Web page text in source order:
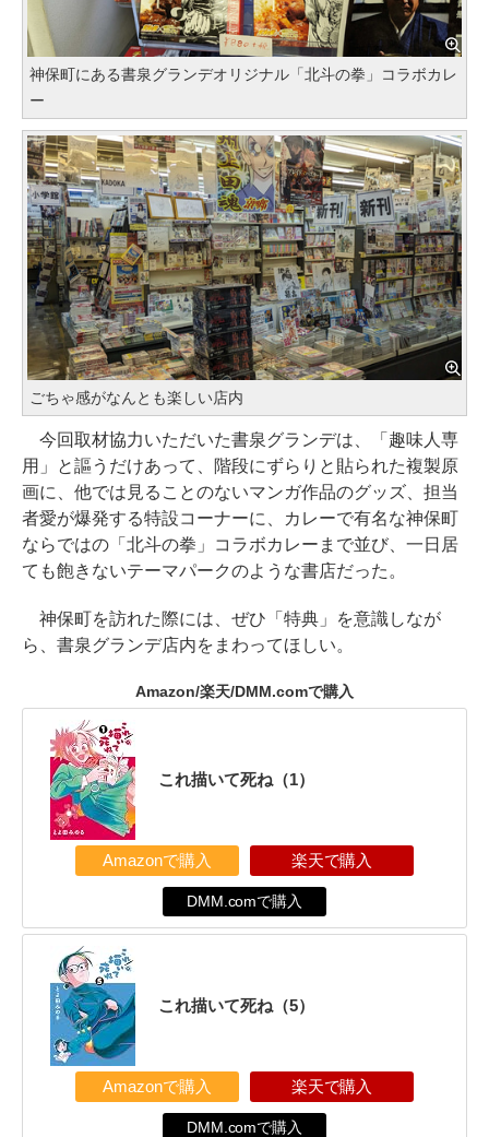
神保町にある書泉グランデオリジナル「北斗の拳」コラボカレ
ー
ごちゃ感がなんとも楽しい店内
今回取材協力いただいた書泉グランデは、「趣味人専
用」と謳うだけあって、階段にずらりと貼られた複製原
画に、他では見ることのないマンガ作品のグッズ、担当
者愛が爆発する特設コーナーに、カレーで有名な神保町
ならではの「北斗の拳」コラボカレーまで並び、一日居
ても飽きないテーマパークのような書店だった。
神保町を訪れた際には、ぜひ「特典」を意識しなが
ら、書泉グランデ店内をまわってほしい。
Amazon/楽天/DMM.comで購入
これ描いて死ね（1）
Amazonで購入 楽天で購入
DMM.comで購入
これ描いて死ね（5）
Amazonで購入 楽天で購入
DMM.comで購入